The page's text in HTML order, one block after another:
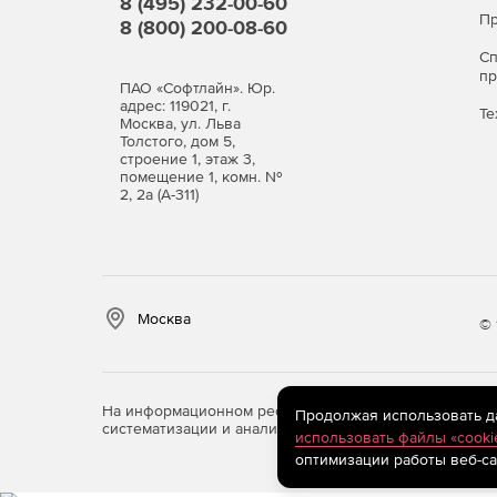
8 (800) 200-08-60
ПАО «Софтлайн». Юр.
адрес: 119021, г.
Москва, ул. Льва
Толстого, дом 5,
строение 1, этаж 3,
помещение 1, комн. №
2, 2а (А-311)
Москва ©
На информационном ресурсе store.softline.ru
систематизации и анализа сведений, относящихся
Продолжая использовать
использовать файлы
оптимизации работы веб-